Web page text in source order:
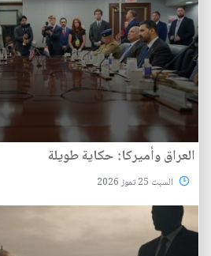
العراق وأميركا: حكاية طويلة
السبت 25 تموز 2026